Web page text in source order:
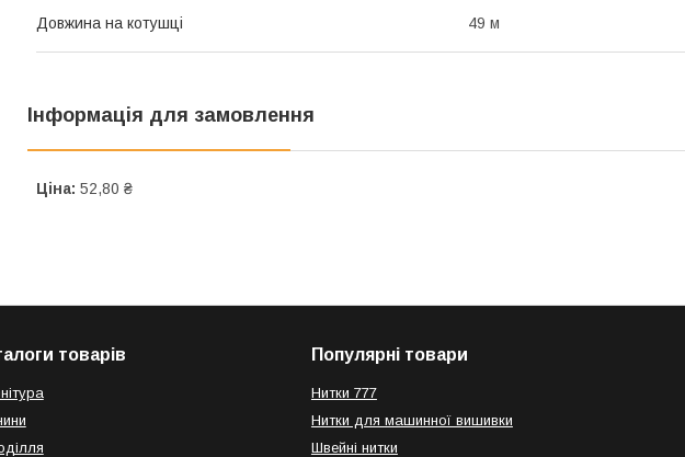
Довжина на котушці 49 м
Інформація для замовлення
Ціна: 52,80 ₴
товарів Популярні товари
Нитки 777
Нитки для машинної вишивки
Швейні нитки